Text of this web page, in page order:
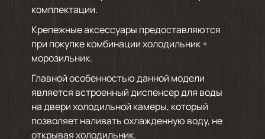
комплектации.
Крепежные аксессуары предоставляются
при покупке комбинации холодильник +
морозильник.
Главной особенностью данной модели
является встроенный диспенсер для воды
на двери холодильной камеры, который
позволяет наливать охлажденную воду, не
открывая холодильник.